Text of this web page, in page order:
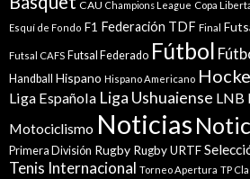
CAU Champions League Copa
Esquí de Fondo F1 Federación TDF Final
Futsal CAFS Futsal Federado Fútbol
Handball Hispano Hispano Americano
Liga Española Liga Ushuaiense LNB
Motociclismo Noticias
Primera División Rugby Rugby URTF
Tenis Internacional Torneo Apertura TP